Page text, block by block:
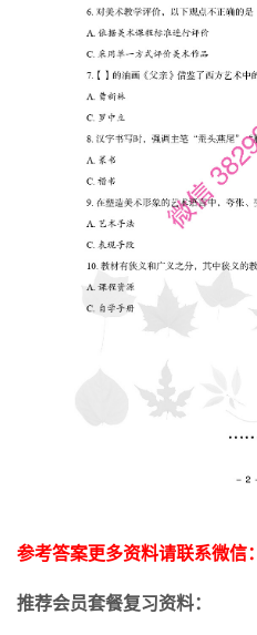
参考答案更多资料请联系微信：
推荐会员套餐复习资料：